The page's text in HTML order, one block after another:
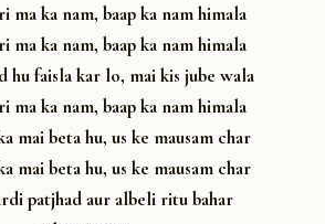
ma ka nam, baap ka nam himala
ma ka nam, baap ka nam himala
hu faisla kar lo, mai kis jube wala
ma ka nam, baap ka nam himala
mai beta hu, us ke mausam char
mai beta hu, us ke mausam char
patjhad aur albeli ritu bahar